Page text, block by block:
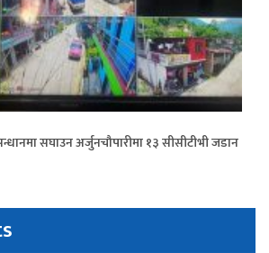
सघाउन अर्जुनचौपारीमा १३ सीसीटीभी जडान